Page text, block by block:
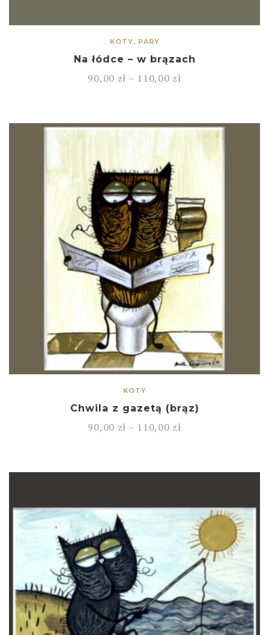
KOTY, PARY
Na łódce – w brązach
90,00 zł – 110,00 zł
KOTY
Chwila z gazetą (brąz)
90,00 zł – 110,00 zł